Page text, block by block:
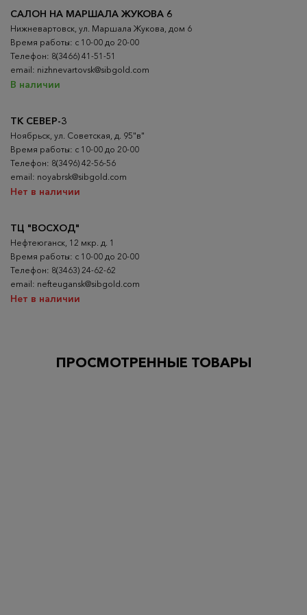
ТК СЕВЕР-3
Ноябрьск, ул. Советская, д. 95"в"
Время работы: с 10-00 до 20-00
Телефон: 8(3496) 42-56-56
email: noyabrsk@sibgold.com
Нет в наличии
ТЦ "ВОСХОД"
Нефтеюганск, 12 мкр. д. 1
Время работы: с 10-00 до 20-00
Телефон: 8(3463) 24-62-62
email: nefteugansk@sibgold.com
Нет в наличии
САЛОН НА МАРШАЛА ЖУКОВА 6
Нижневартовск, ул. Маршала Жукова, дом 6
Время работы: с 10-00 до 20-00
Телефон: 8(3466) 41-51-51
email: nizhnevartovsk@sibgold.com
В наличии
ПРОСМОТРЕННЫЕ ТОВАРЫ